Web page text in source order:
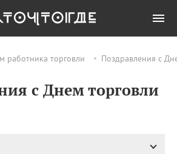
работника торговли Поздравления с
с Днем торговли
ПРАЗДНИКИ Все
08.08 День «Счастье
случается» (Happiness